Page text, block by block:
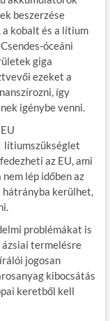
beszerzése
a kobalt és a lítium
óceáni
giga
ezeket a
így
igénybe venni.
lítiumszükséglet
az EU, ami
lép időben az
hátrányba kerülhet,
problémákat is
termelésre
jogosan
kibocsátás
keretből kell